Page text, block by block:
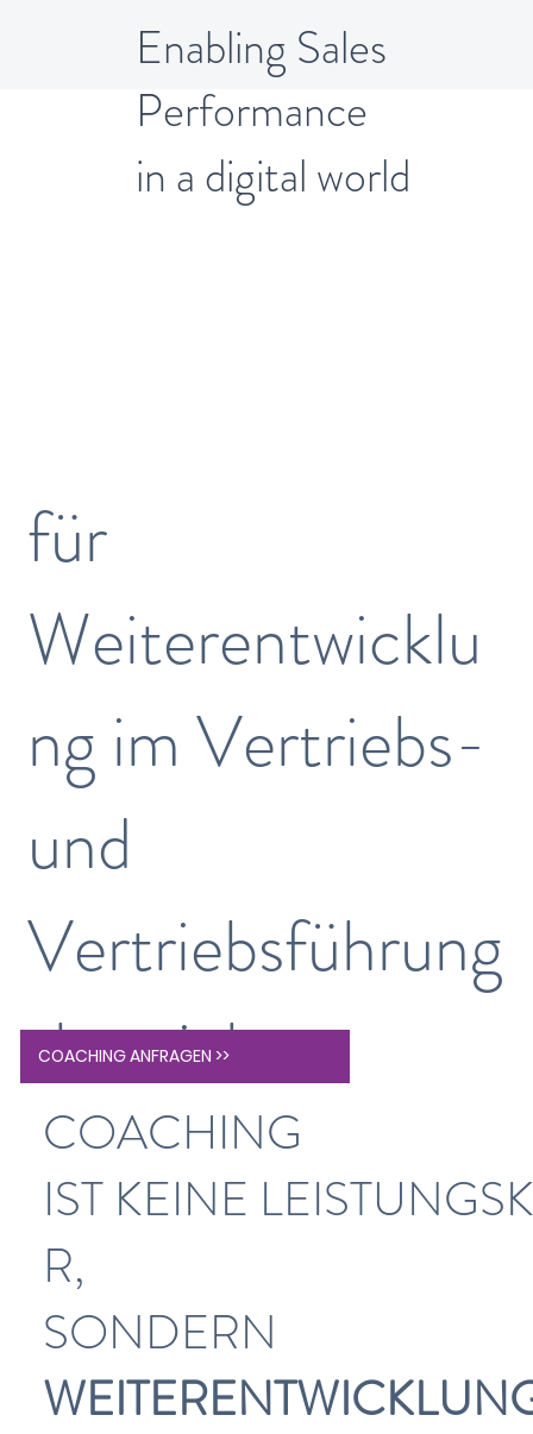
Enabling Sales
Performance
in a digital world
KRAFTVOLLE
für
Weiterentwicklu
ng im Vertriebs-
und
Vertriebsführung
sbereich
COACHING ANFRAGEN >>
COACHING
IST KEINE
R,
SONDERN